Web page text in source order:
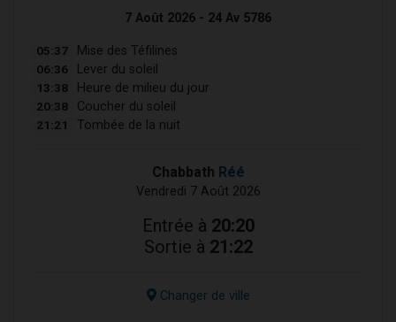
7 Août 2026 - 24 Av 5786
05:37 Mise des Téfilines
06:36 Lever du soleil
13:38 Heure de milieu du jour
20:38 Coucher du soleil
21:21 Tombée de la nuit
Chabbath Réé
Vendredi 7 Août 2026
Entrée à 20:20
Sortie à 21:22
Changer de ville